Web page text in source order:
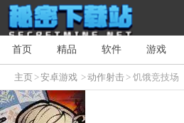
首页 精品 软件 游戏
主页>安卓游戏 >动作射击 > 饥饿竞技场